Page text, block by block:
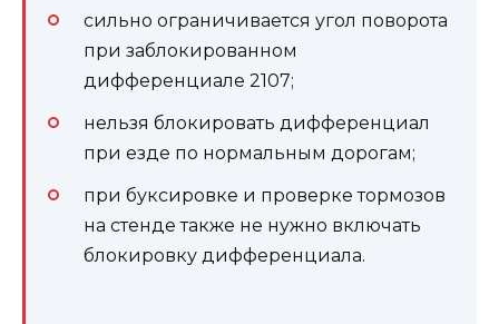
сильно ограничивается угол поворота
при заблокированном
дифференциале 2107;
нельзя блокировать дифференциал
при езде по нормальным дорогам;
при буксировке и проверке тормозов
на стенде также не нужно включать
блокировку дифференциала.